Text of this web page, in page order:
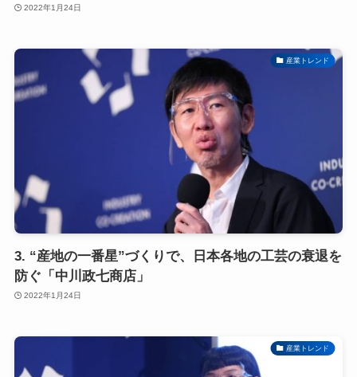
2022年1月24日
産業トレンド
3. “産地の一番星”づくりで、日本各地の工芸の衰退を
防ぐ「中川政七商店」
2022年1月24日
産業トレンド